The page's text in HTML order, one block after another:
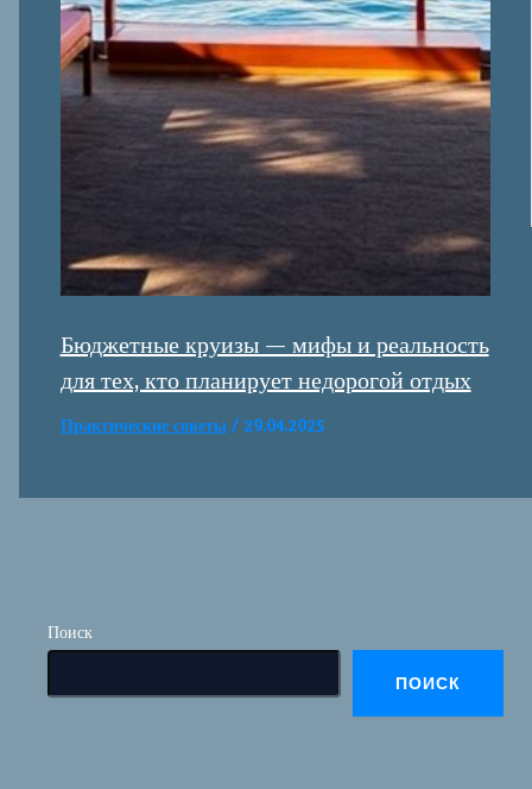
Поиск
ПОИСК
Бюджетные круизы — мифы и реальность
для тех, кто планирует недорогой отдых
Практические советы/ 29.04.2025